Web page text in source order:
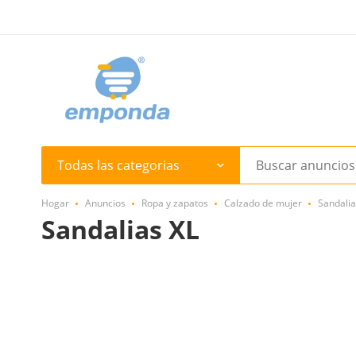
Todas las categorias
Hogar Anuncios Ropa y zapatos Calzado de mujer
Sandalias XL